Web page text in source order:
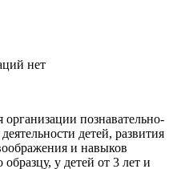
нет
познавательно-
детей, развития
и навыков
у детей от 3 лет и